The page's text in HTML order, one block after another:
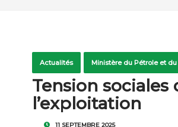
Actualités Ministère du Pétrole et du
Tension
l’exploitation
11 SEPTEMBRE 2025